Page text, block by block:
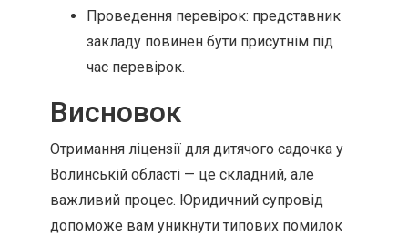
Проведення перевірок: представник
закладу повинен бути присутнім під
час перевірок.
Висновок
Отримання ліцензії для дитячого садочка у
Волинській області — це складний, але
важливий процес. Юридичний супровід
допоможе вам уникнути типових помилок